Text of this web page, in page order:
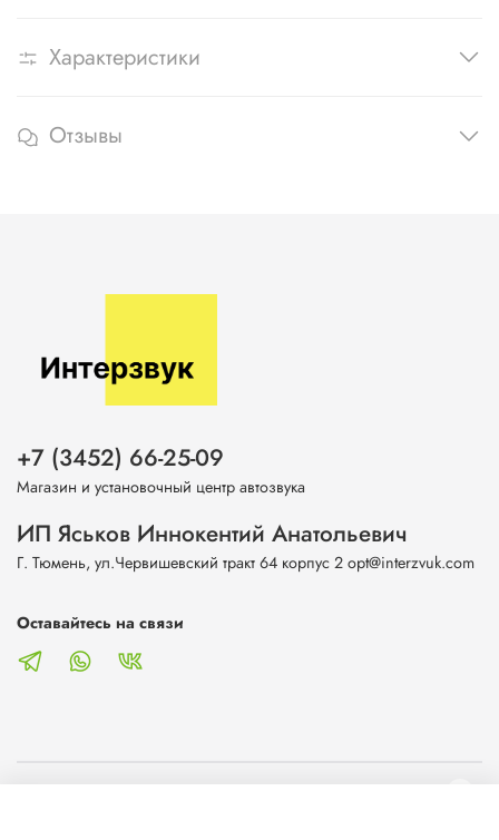
Характеристики
Отзывы
+7 (3452) 66-25-09
Магазин и установочный центр автозвука
ИП Яськов Иннокентий Анатольевич
Г. Тюмень, ул.Червишевский тракт 64 корпус 2 opt@interzvuk.com
Оставайтесь на связи